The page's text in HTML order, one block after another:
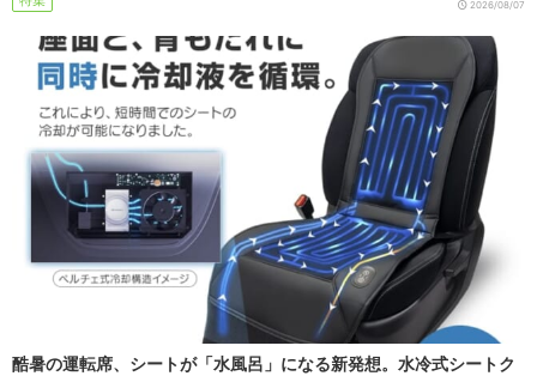
2026/08/07
酷暑の運転席、シートが「水風呂」になる新発想。水冷式シートク